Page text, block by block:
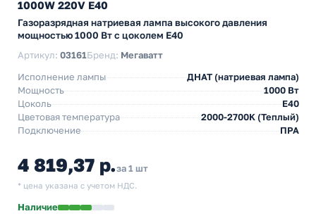
1000W 220V E40
Газоразрядная натриевая лампа высокого давления
мощностью 1000 Вт с цоколем E40
Артикул: 03161Бренд: Мегаватт
Исполнение лампы
ДНАТ (натриевая лампа)
Мощность
1000 Вт
Цоколь
E40
Цветовая температура
2000-2700K (Теплый)
Подключение
ПРА
4 819,37 р.за 1 шт
* цена указана с учетом НДС.
Наличие